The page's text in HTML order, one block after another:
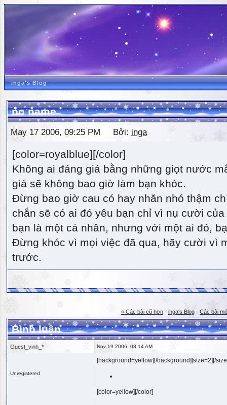
inga's Blog
no name
May 17 2006, 09:25 PM Bởi: inga
[color=royalblue][/color]
Không ai đáng giá bằng những giọt nước
giá sẽ không bao giờ làm bạn khóc.
Đừng bao giờ cau có hay nhăn nhó thậm
chắn sẽ có ai đó yêu bạn chỉ vì nụ cười
bạn là một cá nhân, nhưng với một ai đó,
Đừng khóc vì mọi việc đã qua, hãy cười vì
trước.
« Các bài cũ hơn · inga's Blog · Các bài
Bình luận
Guest_vinh_* Nov 19 2006, 08:14 AM
Unregistered
[background=yellow][/background][size=2][/
[color=yellow][/color]